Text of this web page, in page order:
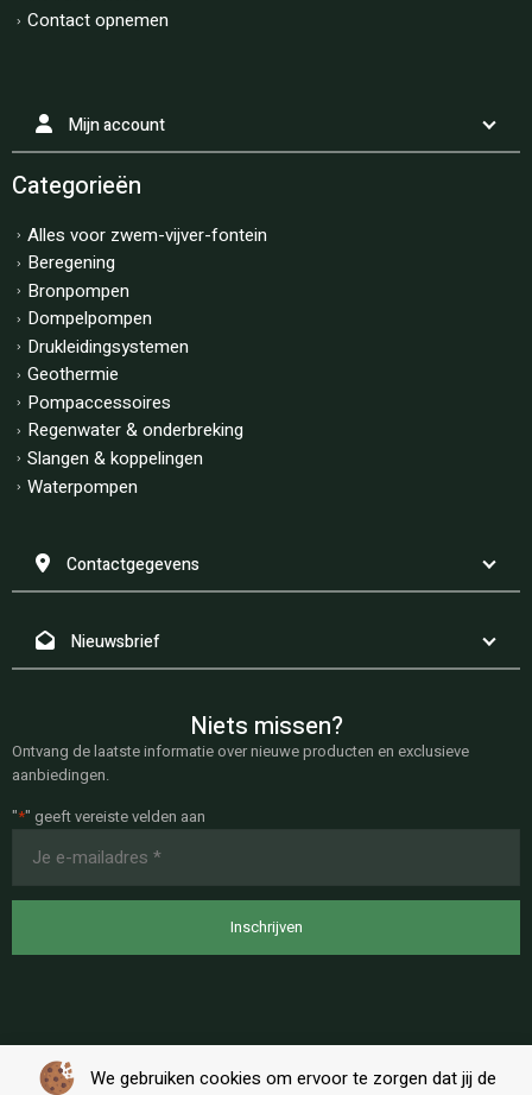
We gebruiken cookies om ervoor te zorgen dat jij de
Contact opnemen
Mijn account
Categorieën
Alles voor zwem-vijver-fontein
Beregening
Bronpompen
Dompelpompen
Drukleidingsystemen
Geothermie
Pompaccessoires
Regenwater & onderbreking
Slangen & koppelingen
Waterpompen
Contactgegevens
Nieuwsbrief
Niets missen?
Ontvang de laatste informatie over nieuwe producten en exclusieve
aanbiedingen.
"*" geeft vereiste velden aan
mailadres
*